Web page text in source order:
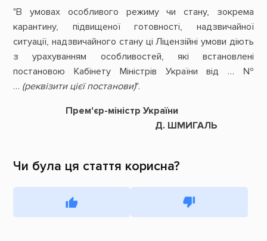
"В умовах особливого режиму чи стану, зокрема
карантину, підвищеної готовності, надзвичайної
ситуації, надзвичайного стану ці Ліцензійні умови діють
з урахуванням особливостей, які встановлені
постановою Кабінету Міністрів України від … №
… (реквізити цієї постанови)".
Прем'єр-міністр України
Д. ШМИГАЛЬ
Чи була ця стаття корисна?